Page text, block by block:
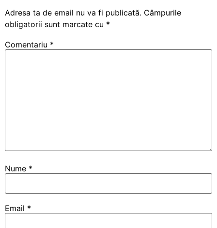
Adresa ta de email nu va fi publicată. Câmpurile
obligatorii sunt marcate cu *
Comentariu *
Nume *
Email *